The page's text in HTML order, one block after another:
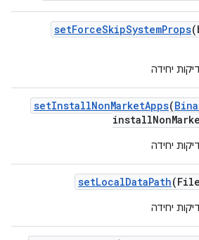
setForceSkipSystemProps
יחידה
setInstallNonMarketApps(
installNon
יחידה
setLocalDataPath
יחידה